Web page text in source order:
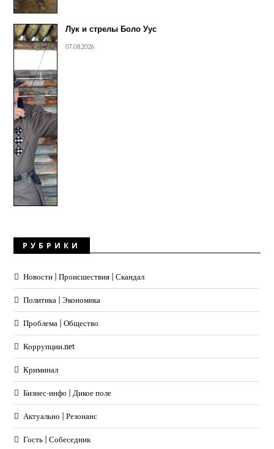
Лук и стрелы Боло Уус
07.08.2026
РУБРИКИ
Новости | Происшествия | Скандал
Политика | Экономика
Проблема | Общество
Коррупции.net
Криминал
Бизнес-инфо | Дикое поле
Актуально | Резонанс
Гость | Собеседник